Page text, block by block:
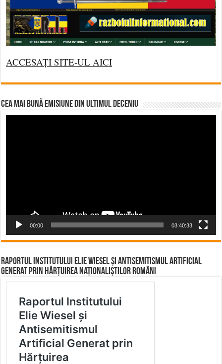
ACCESAȚI SITE-UL AICI
CEA MAI BUNĂ EMISIUNE DIN ULTIMUL DECENIU
00:00 03:40:33
Raportul Institutului Elie Wiesel și Antisemitismul Artificial
Generat prin Hărțuirea Naționaliștilor Români